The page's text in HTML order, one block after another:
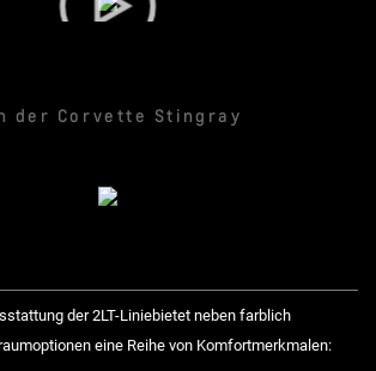
der Corvette Stingray
der 2LT-Liniebietet neben farblich
eine Reihe von Komfortmerkmalen: